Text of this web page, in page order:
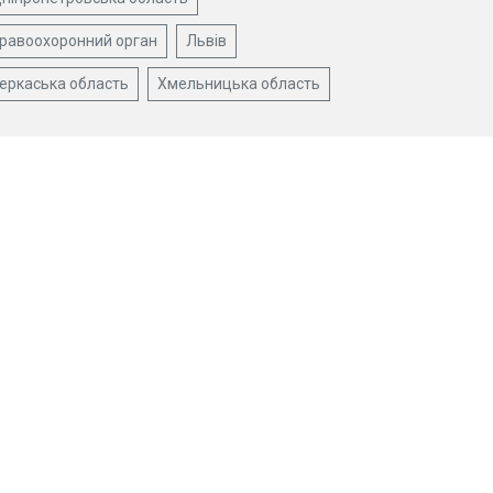
орган Львів
область Хмельницька область